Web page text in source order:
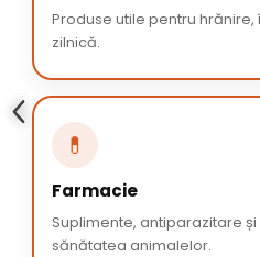
Produse utile pentru
zilnică.
💊
Farmacie
Suplimente, antiparazitare
sănătatea animalelor.